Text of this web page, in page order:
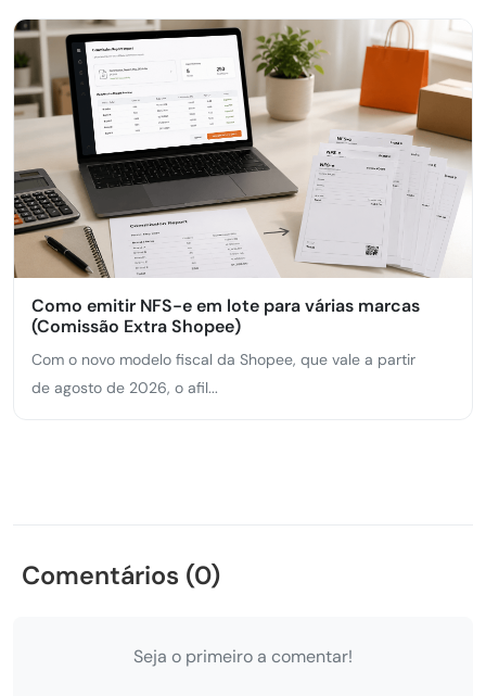
Como emitir NFS-e em lote para várias marcas
(Comissão Extra Shopee)
Com o novo modelo fiscal da Shopee, que vale a partir
de agosto de 2026, o afil...
Comentários (0)
Seja o primeiro a comentar!